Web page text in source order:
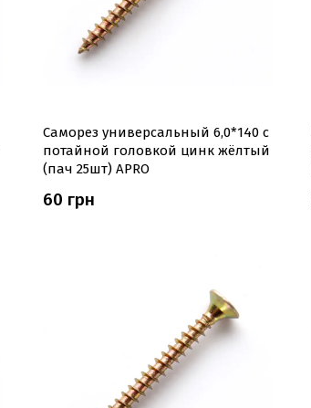
Саморез универсальный 6,0*140 с
потайной головкой цинк жёлтый
(пач 25шт) APRO
60 грн